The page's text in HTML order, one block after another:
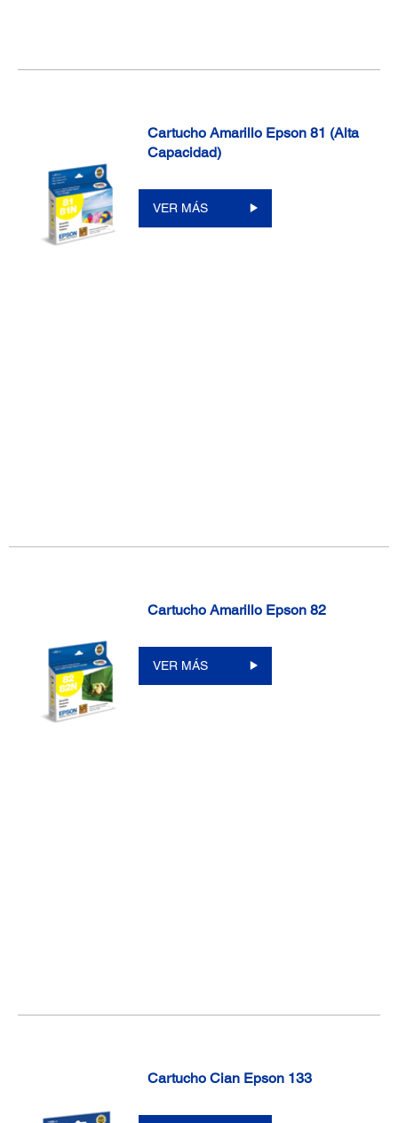
Cartucho Amarillo Epson 81 (Alta
Capacidad)
VER MÁS
Cartucho Amarillo Epson 82
VER MÁS
Cartucho Cian Epson 133